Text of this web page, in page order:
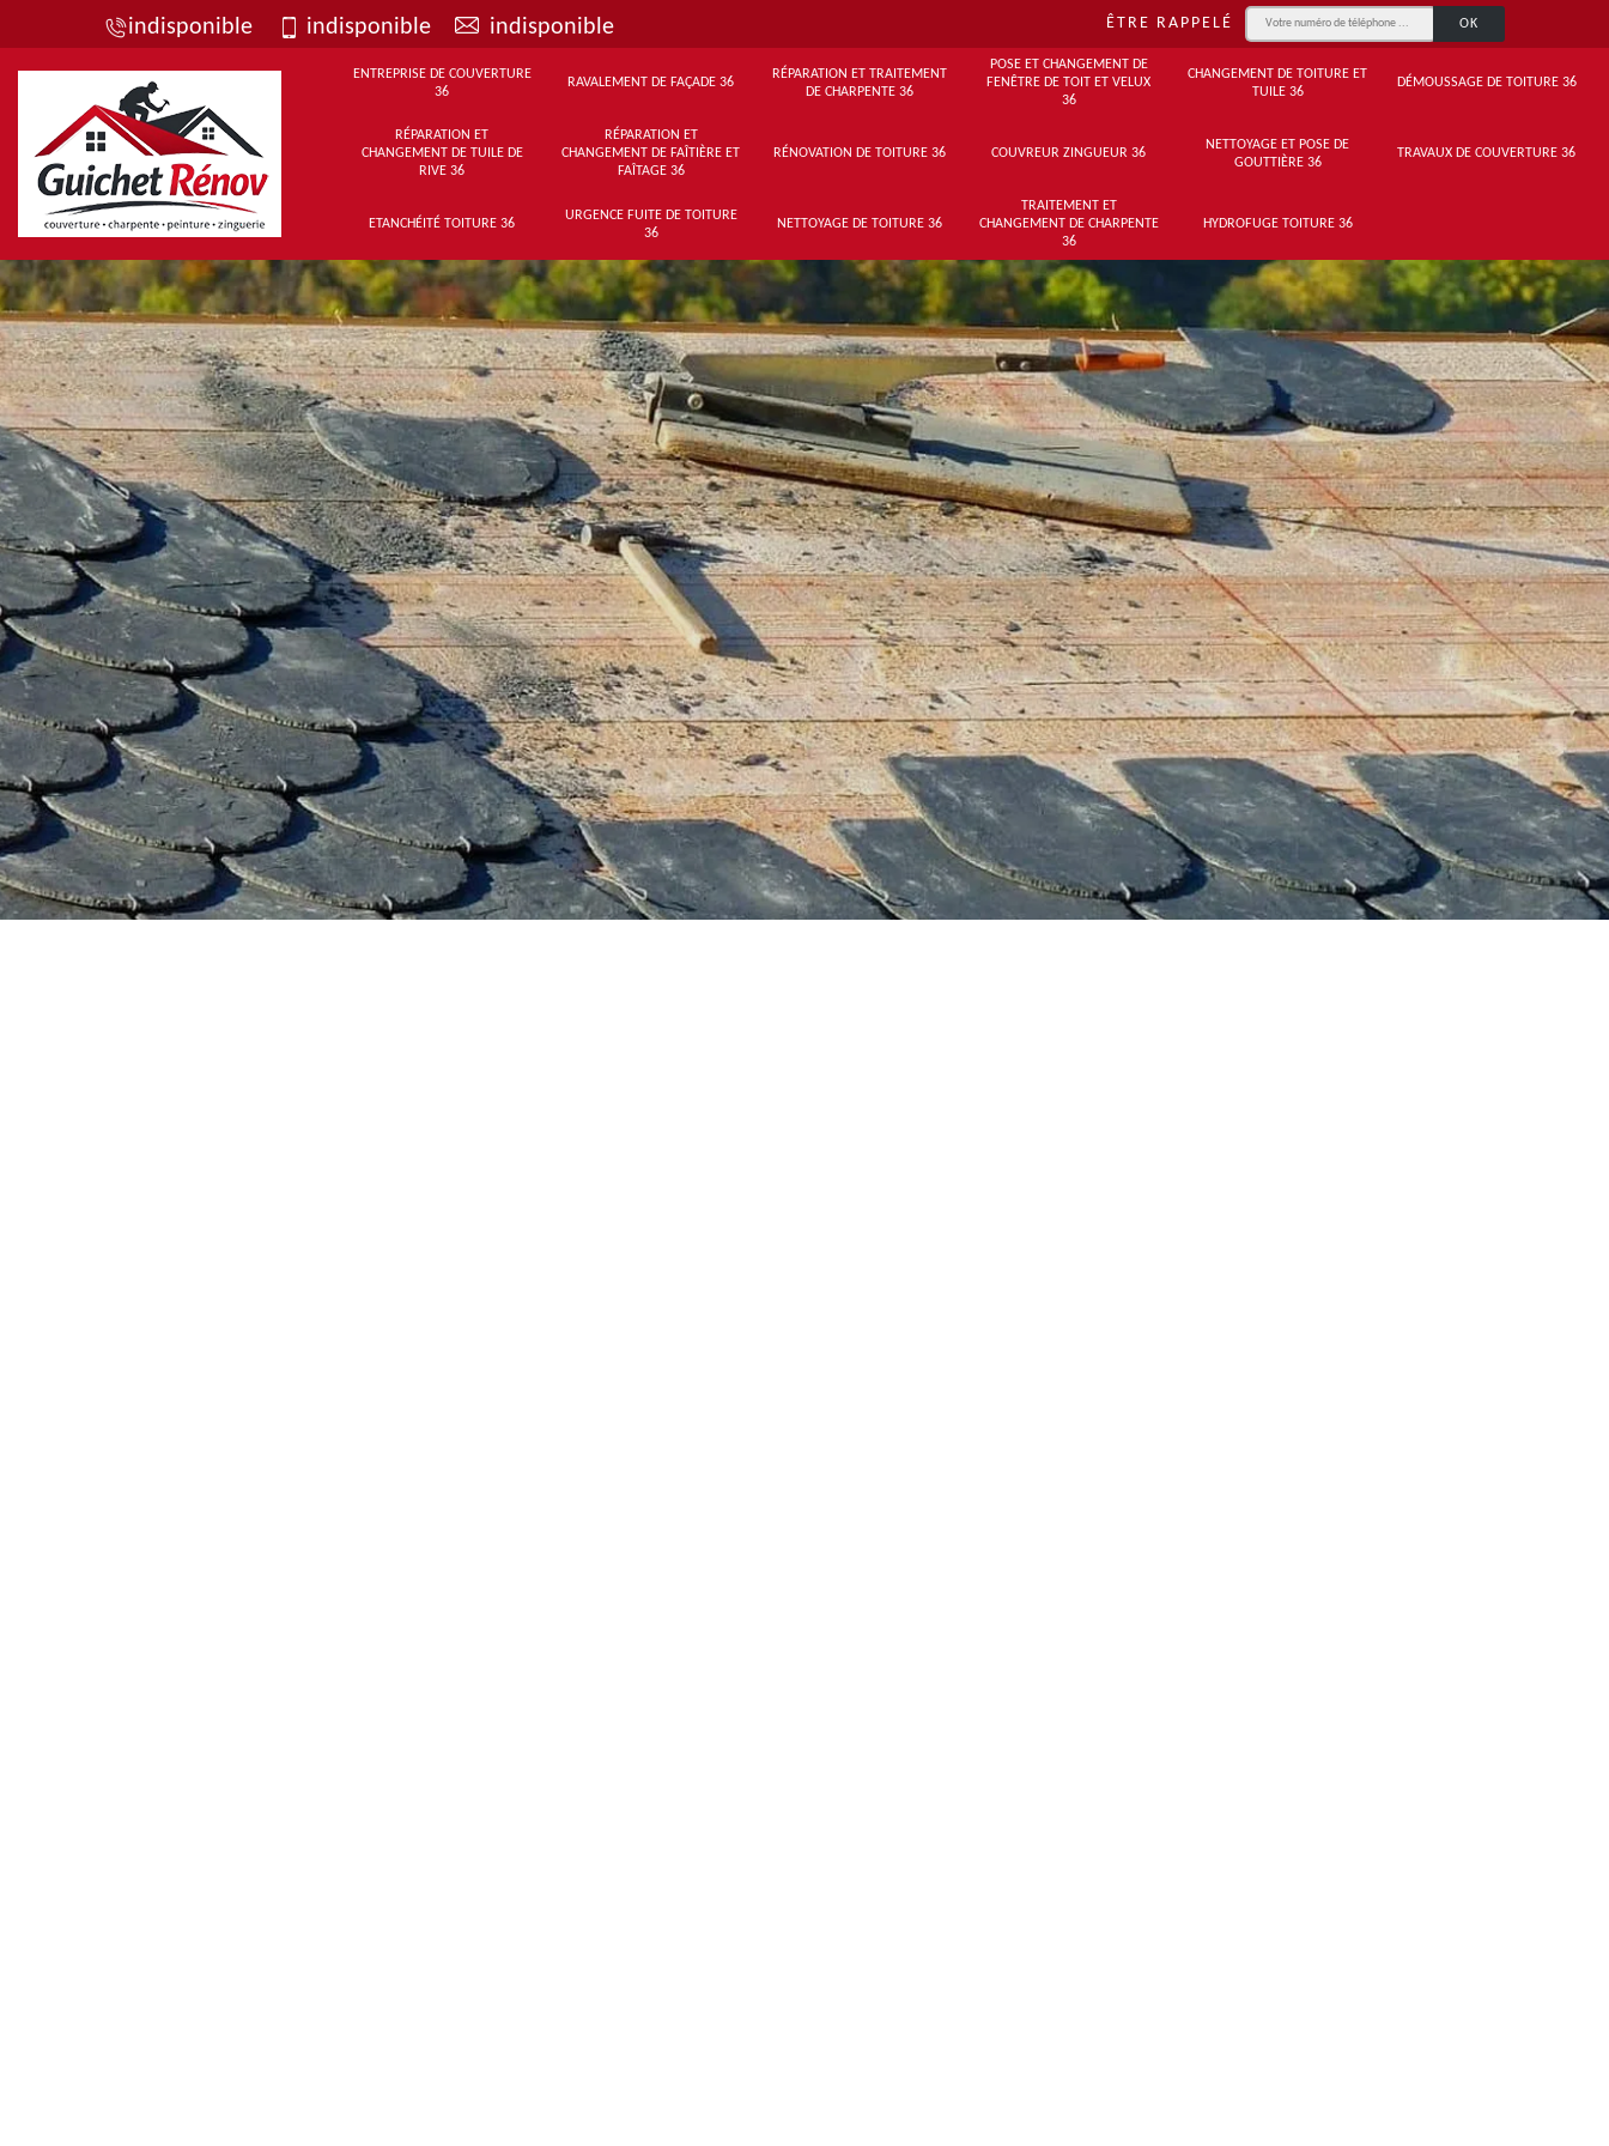
indisponible indisponible indisponible ÊTRE RAPPELÉ
ENTREPRISE DE COUVERTURE
36
RAVALEMENT DE FAÇADE 36
RÉPARATION ET TRAITEMENT
DE CHARPENTE 36
POSE ET CHANGEMENT DE
FENÊTRE DE TOIT ET VELUX
36
CHANGEMENT DE TOITURE ET
TUILE 36
DÉMOUSSAGE DE TOITURE 36
RÉPARATION ET
CHANGEMENT DE TUILE DE
RIVE 36
RÉPARATION ET
CHANGEMENT DE FAÎTIÈRE ET
FAÎTAGE 36
RÉNOVATION DE TOITURE 36 COUVREUR ZINGUEUR 36
NETTOYAGE ET POSE DE
GOUTTIÈRE 36
TRAVAUX DE COUVERTURE 36
ETANCHÉITÉ TOITURE 36
URGENCE FUITE DE TOITURE
36
NETTOYAGE DE TOITURE 36
TRAITEMENT ET
CHANGEMENT DE CHARPENTE
36
HYDROFUGE TOITURE 36